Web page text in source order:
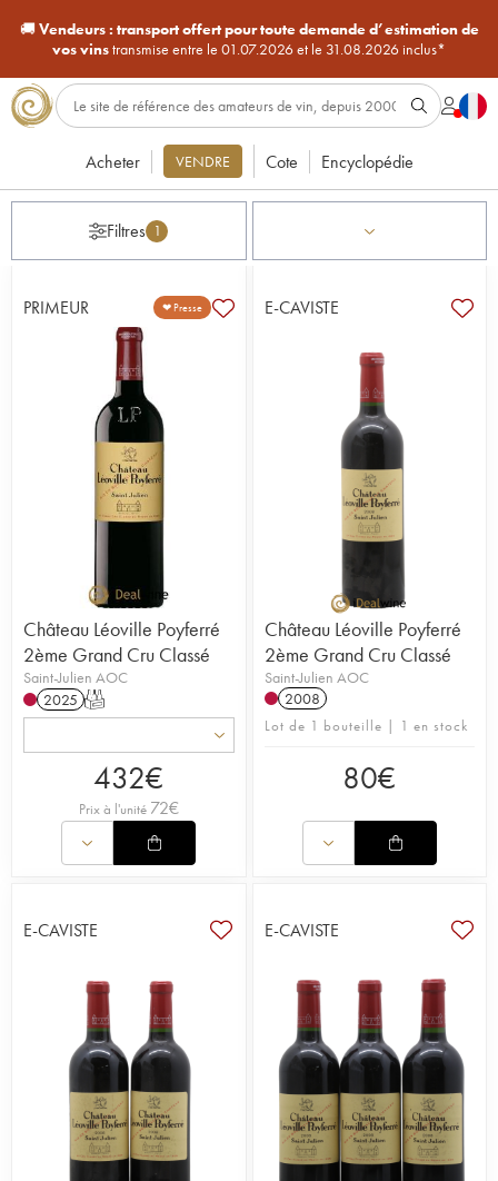
🚚Vendeurs : transport offert pour toute demande d’estimation de
vos vinstransmise entre le 01.07.2026 et le 31.08.2026 inclus*
Acheter VENDRE Cote Encyclopédie
Filtres 1
PRIMEUR ❤ Presse
Château Léoville Poyferré
2ème Grand Cru Classé
Saint-Julien AOC
2025 T
432€
Prix à l'unité 72€
E-CAVISTE
Château Léoville Poyferré
2ème Grand Cru Classé
Saint-Julien AOC
2008
Lot de 1 bouteille | 1 en stock
80€
E-CAVISTE E-CAVISTE